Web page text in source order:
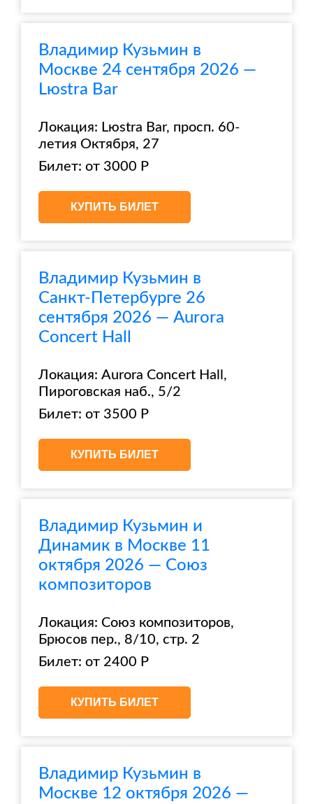
Владимир Кузьмин в
Москве 24 сентября 2026 —
Lюstra Bar
Локация: Lюstra Bar, просп. 60-
летия Октября, 27
Билет: от 3000 Р
КУПИТЬ БИЛЕТ
Владимир Кузьмин в
Санкт-Петербурге 26
сентября 2026 — Aurora
Concert Hall
Локация: Aurora Concert Hall,
Пироговская наб., 5/2
Билет: от 3500 Р
КУПИТЬ БИЛЕТ
Владимир Кузьмин и
Динамик в Москве 11
октября 2026 — Союз
композиторов
Локация: Союз композиторов,
Брюсов пер., 8/10, стр. 2
Билет: от 2400 Р
КУПИТЬ БИЛЕТ
Владимир Кузьмин в
Москве 12 октября 2026 —